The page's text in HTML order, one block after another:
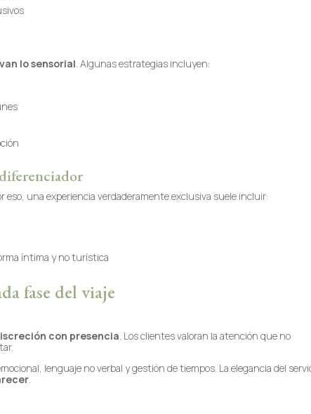
lo sensorial. Algunas estrategias incluyen:
eso, una experiencia verdaderamente exclusiva suele incluir:
íntima y no turística
fase del viaje
con presencia. Los clientes valoran la atención que no
lenguaje no verbal y gestión de tiempos. La elegancia del
.